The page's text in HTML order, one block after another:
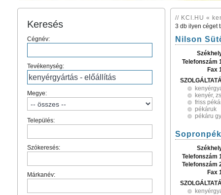
Keresés
Cégnév:
Tevékenység:
Megye:
Település:
Szókeresés:
Márkanév:
// KCI.HU «
3 db ilyen céget
Nilson
Telefonszám
Fax
kenyér,
friss
pékáruk
pékáru
Telefonszám
Telefonszám
Fax